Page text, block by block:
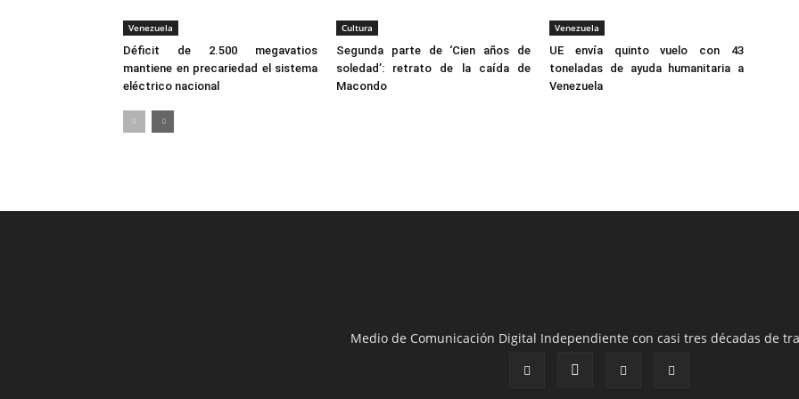
Venezuela
Déficit de 2.500 megavatios
mantiene en precariedad el sistema
eléctrico nacional
Cultura
Segunda parte de ‘Cien años de
soledad’: retrato de la caída de
Macondo
Venezuela
UE envía quinto vuelo con 43
toneladas de ayuda humanitaria a
Venezuela
Medio de Comunicación Digital Independiente con casi tres décadas de